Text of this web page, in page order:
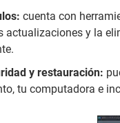
cuenta con
actualizaciones y la
y restauración:
tu computadora e